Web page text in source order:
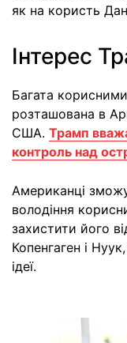
як на користь
Інтерес
Багата
розташована в
США. Трамп
контроль над
Американці
володіння
захистити його
Копенгаген і
ідеї.